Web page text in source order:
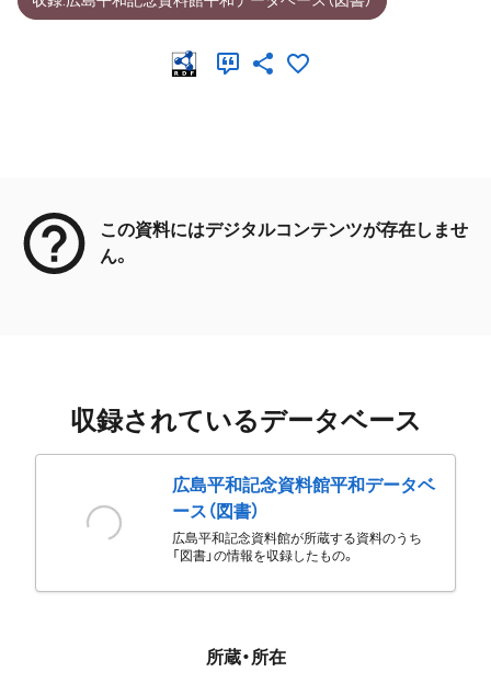
この資料にはデジタルコンテンツが存在しませ
ん。
収録されているデータベース
広島平和記念資料館平和データベ
ース（図書）
広島平和記念資料館が所蔵する資料のうち
「図書」の情報を収録したもの。
所蔵・所在